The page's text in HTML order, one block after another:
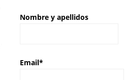
Nombre y apellidos
Email*